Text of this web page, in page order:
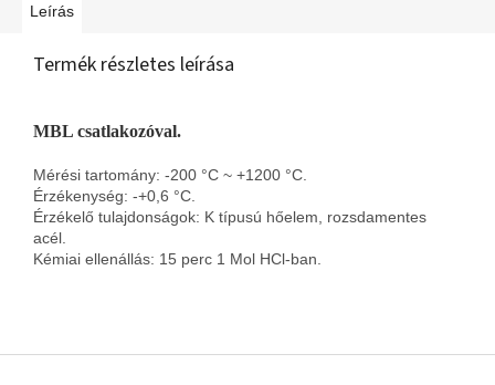
Leírás
Termék részletes leírása
MBL csatlakozóval.
Mérési tartomány: -200 °C ~ +1200 °C.
Érzékenység: -+0,6 °C.
Érzékelő tulajdonságok: K típusú hőelem, rozsdamentes
acél.
Kémiai ellenállás: 15 perc 1 Mol HCl-ban.
L